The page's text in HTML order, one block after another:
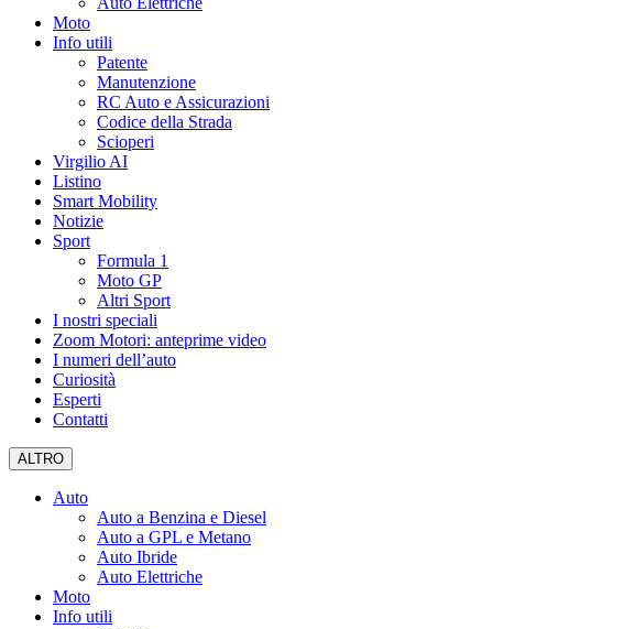
Moto
Info utili
Patente
Manutenzione
RC Auto e Assicurazioni
Codice della Strada
Scioperi
Virgilio AI
Listino
Smart Mobility
Notizie
Sport
Formula 1
Moto GP
Altri Sport
I nostri speciali
Zoom Motori: anteprime video
I numeri dell’auto
Curiosità
Esperti
Contatti
ALTRO
Auto
Auto a Benzina e Diesel
Auto a GPL e Metano
Auto Ibride
Auto Elettriche
Moto
Info utili